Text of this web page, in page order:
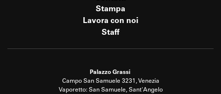
Stampa
Lavora con noi
Staff
Palazzo Grassi
Campo San Samuele 3231, Venezia
Vaporetto: San Samuele, Sant'Angelo